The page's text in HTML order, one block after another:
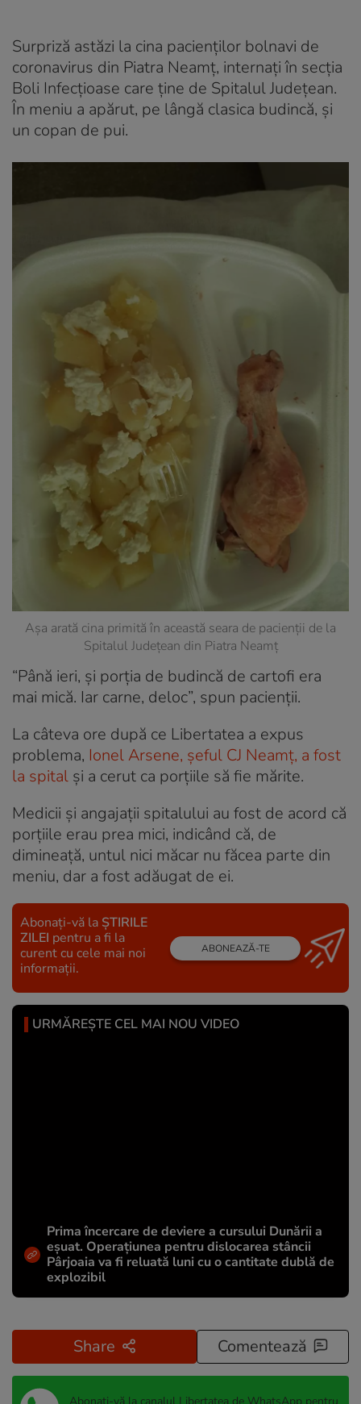
Surpriză astăzi la cina pacienților bolnavi de
coronavirus din Piatra Neamț, internați în secția
Boli Infecțioase care ține de Spitalul Județean.
În meniu a apărut, pe lângă clasica budincă, și
un copan de pui.
Așa arată cina primită în această seara de pacienții de la
Spitalul Județean din Piatra Neamț
“Până ieri, și porția de budincă de cartofi era
mai mică. Iar carne, deloc”, spun pacienții.
La câteva ore după ce Libertatea a expus
problema, Ionel Arsene, șeful CJ Neamț, a fost
la spital și a cerut ca porțiile să fie mărite.
Medicii și angajații spitalului au fost de acord că
porțiile erau prea mici, indicând că, de
dimineață, untul nici măcar nu făcea parte din
meniu, dar a fost adăugat de ei.
Abonați-vă la ȘTIRILE
ZILEI pentru a fi la
curent cu cele mai noi
informații.
ABONEAZĂ-TE
URMĂREȘTE CEL MAI NOU VIDEO
Prima încercare de deviere a cursului Dunării a
eșuat. Operațiunea pentru dislocarea stâncii
Pârjoaia va fi reluată luni cu o cantitate dublă de
explozibil
Share Comentează